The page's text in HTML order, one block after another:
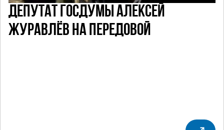
ДЕПУТАТ ГОСДУМЫ АЛЕКСЕЙ
ЖУРАВЛЁВ НА ПЕРЕДОВОЙ